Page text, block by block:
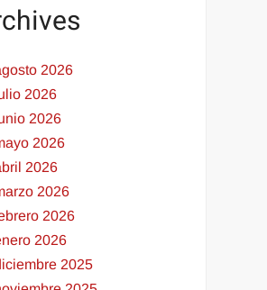
2026
2026
2026
2026
2026
2026
2026
2026
2025